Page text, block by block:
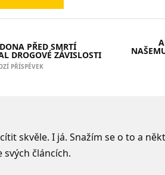
PŘED SMRTÍ
DROGOVÉ ZÁVISLOSTI
PŘÍSPĚVEK
skvěle. I já. Snažím se o to a
článcích.